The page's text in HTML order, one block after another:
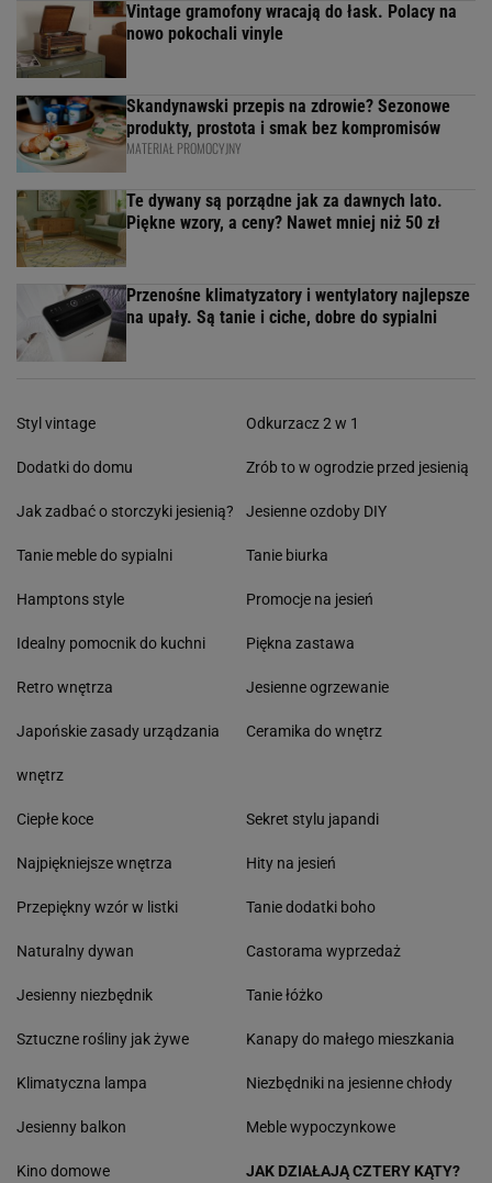
Vintage gramofony wracają do łask. Polacy na
nowo pokochali vinyle
Skandynawski przepis na zdrowie? Sezonowe
produkty, prostota i smak bez kompromisów
MATERIAŁ PROMOCYJNY
Te dywany są porządne jak za dawnych lato.
Piękne wzory, a ceny? Nawet mniej niż 50 zł
Przenośne klimatyzatory i wentylatory najlepsze
na upały. Są tanie i ciche, dobre do sypialni
Styl vintage
Dodatki do domu
Jak zadbać o storczyki jesienią?
Tanie meble do sypialni
Hamptons style
Idealny pomocnik do kuchni
Retro wnętrza
Japońskie zasady urządzania
wnętrz
Odkurzacz 2 w 1
Zrób to w ogrodzie przed jesienią
Jesienne ozdoby DIY
Tanie biurka
Promocje na jesień
Piękna zastawa
Jesienne ogrzewanie
Ceramika do wnętrz
Ciepłe koce
Najpiękniejsze wnętrza
Przepiękny wzór w listki
Naturalny dywan
Jesienny niezbędnik
Sztuczne rośliny jak żywe
Klimatyczna lampa
Jesienny balkon
Sekret stylu japandi
Hity na jesień
Tanie dodatki boho
Castorama wyprzedaż
Tanie łóżko
Kanapy do małego mieszkania
Niezbędniki na jesienne chłody
Meble wypoczynkowe
Kino domowe JAK DZIAŁAJĄ CZTERY KĄTY?